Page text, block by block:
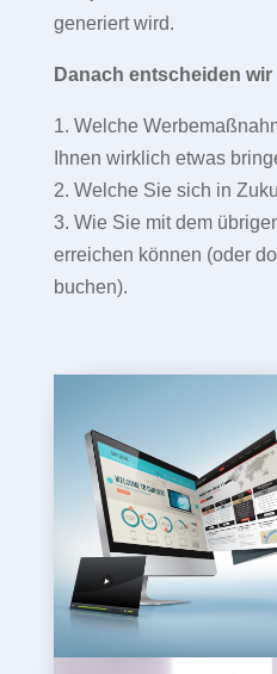
generiert wird.
Danach entscheiden
1. Welche
Ihnen wirklich etwas
2. Welche Sie sich in
3. Wie Sie mit dem
erreichen können (oder
buchen).